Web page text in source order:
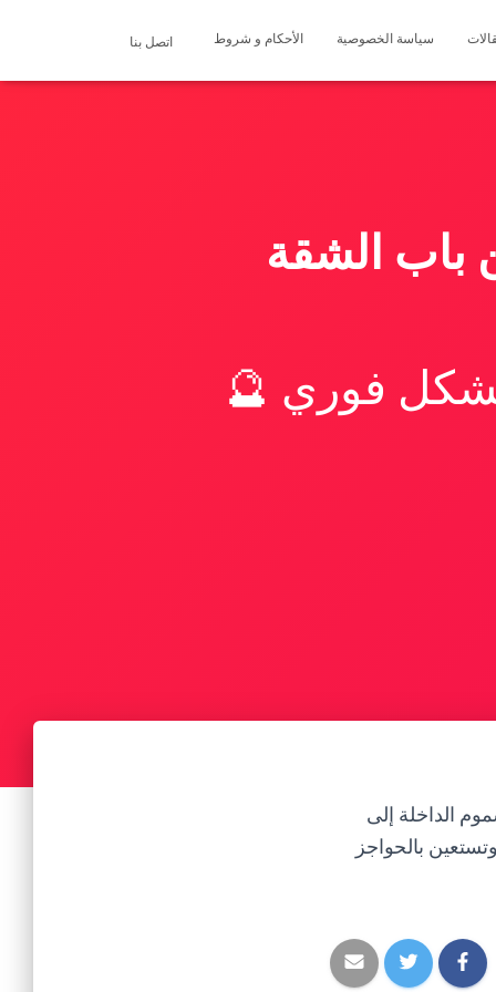
سياسة الخصوصية الأحكام و شروط اتصل بنا
باب الشقة
فوري 🔮
الداخلة إلى
بالحواجز